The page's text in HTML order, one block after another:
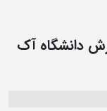
دانشگاه آک